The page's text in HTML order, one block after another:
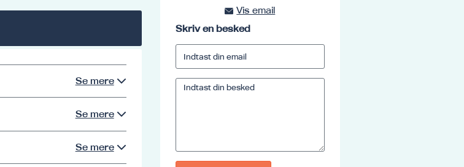
Se mere
Se mere
Se mere
Vis emailkursus@ucrs.dk
Skriv en besked